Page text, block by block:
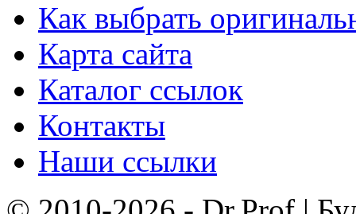
Как выбрать
Карта сайта
Каталог ссылок
Контакты
Наши ссылки